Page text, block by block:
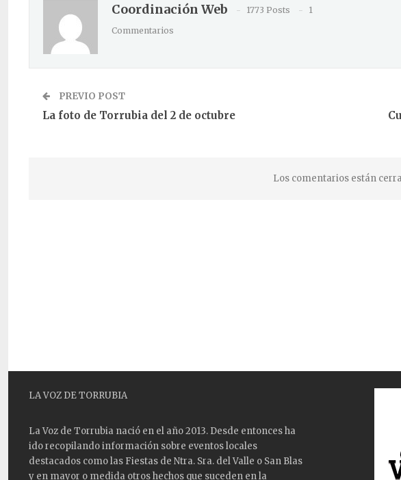
Coordinación Web 1773 Posts
1
Commentarios
PREVIO POST
La foto de Torrubia del 2 de octubre
Los comentarios están
LA VOZ DE TORRUBIA
La Voz de Torrubia nació en el año 2013. Desde entonces ha
ido recopilando información sobre eventos locales
destacados como las Fiestas de Ntra. Sra. del Valle o San Blas
y en mayor o medida otros hechos que suceden en la